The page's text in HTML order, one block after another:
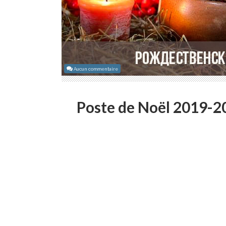
Aucun commentaire
Poste de Noël 2019-